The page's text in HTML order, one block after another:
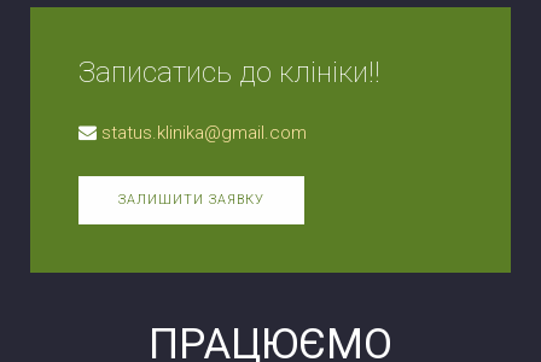
Записатись до клініки!!
status.klinika@gmail.com
ЗАЛИШИТИ ЗАЯВКУ
ПРАЦЮЄМО